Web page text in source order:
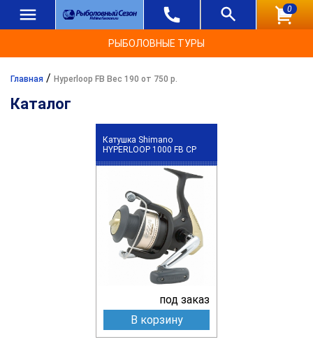
0
РЫБОЛОВНЫЕ ТУРЫ
Главная / Hyperloop FB Вес 190 от 750 р.
Каталог
Катушка Shimano
HYPERLOOP 1000 FB CP
под заказ
В корзину